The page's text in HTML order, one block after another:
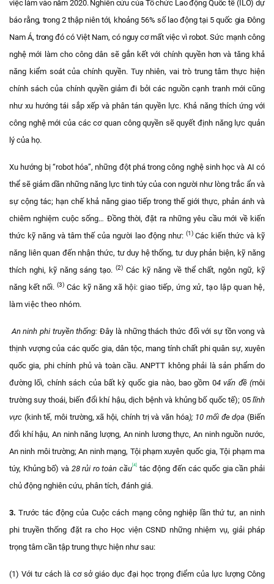
việc làm vào năm 2020. Nghiên cứu của Tổ chức Lao động Quốc tế (ILO) dự
báo rằng, trong 2 thập niên tới, khoảng 56% số lao động tại 5 quốc gia Đông
Nam Á, trong đó có Việt Nam, có nguy cơ mất việc vì robot.Sức mạnh công
nghệ mới làm cho công dân sẽ gắn kết với chính quyền hơn và tăng khả
năng kiểm soát của chính quyền. Tuy nhiên, vai trò trung tâm thực hiện
chính sách của chính quyền giảm đi bởi các nguồn cạnh tranh mới cũng
như xu hướng tái sắp xếp và phân tán quyền lực. Khả năng thích ứng với
công nghệ mới của các cơ quan công quyền sẽ quyết định năng lực quản
lý của họ.
Xu hướng bị “robot hóa”, những đột phá trong công nghệ sinh học và AI có
thể sẽ giảm dần những năng lực tinh túy của con người như lòng trắc ẩn và
sự cộng tác; hạn chế khả năng giao tiếp trong thế giới thực, phản ánh và
chiêm nghiệm cuộc sống… Đồng thời, đặt ra những yêu cầu mới về kiến
thức kỹ năng và tâm thế của người lao động như: (1) Các kiến thức và kỹ
năng liên quan đến nhận thức, tư duy hệ thống, tư duy phản biện, kỹ năng
thích nghi, kỹ năng sáng tạo.(2) Các kỹ năng về thể chất, ngôn ngữ, kỹ
năng kết nối. (3) Các kỹ năng xã hội: giao tiếp, ứng xử, tạo lập quan hệ,
làm việc theo nhóm.
An ninh phi truyền thống: Đây là những thách thức đối với sự tồn vong và
thịnh vượng của các quốc gia, dân tộc, mang tính chất phi quân sự, xuyên
quốc gia, phi chính phủ và toàn cầu. ANPTT không phải là sản phẩm do
đường lối, chính sách của bất kỳ quốc gia nào, bao gồm 04 vấn đề (môi
trường suy thoái, biến đổi khí hậu, dịch bệnh và khủng bố quốc tế); 05 lĩnh
vực (kinh tế, môi trường, xã hội, chính trị và văn hóa); 10 mối đe dọa (Biến
đổi khí hậu, An ninh năng lượng, An ninh lương thực, An ninh nguồn nước,
An ninh môi trường; An ninh mạng, Tội phạm xuyên quốc gia, Tội phạm ma
túy, Khủng bố) và 28 rủi ro toàn cầu[4] tác động đến các quốc gia cần phải
chủ động nghiên cứu, phân tích, đánh giá.
3. Trước tác động của Cuộc cách mạng công nghiệp lần thứ tư, an ninh
phi truyền thống đặt ra cho Học viện CSND những nhiệm vụ, giải pháp
trọng tâm cần tập trung thực hiện như sau:
(1) Với tư cách là cơ sở giáo dục đại học trọng điểm của lực lượng Công